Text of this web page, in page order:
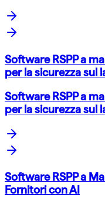
Software RSPP a
per la sicurezza sul
Software RSPP a
per la sicurezza sul
Software RSPP a
Fornitori con AI